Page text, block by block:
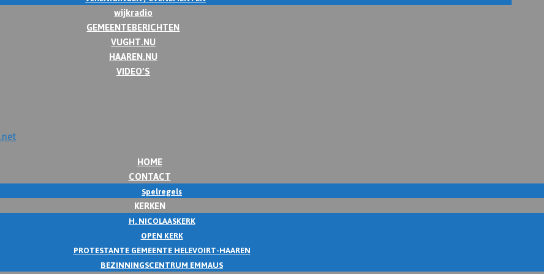
wijkradio
GEMEENTEBERICHTEN
VUGHT.NU
HAAREN.NU
VIDEO’S
HOME
CONTACT
Spelregels
KERKEN
H. NICOLAASKERK
OPEN KERK
PROTESTANTE GEMEENTE HELEVOIRT-HAAREN
BEZINNINGSCENTRUM EMMAUS